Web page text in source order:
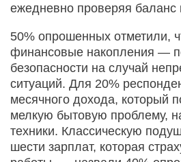
ежедневно проверяя баланс
50% опрошенных отметили,
финансовые накопления —
безопасности на случай
ситуаций. Для 20%
месячного дохода, который
мелкую бытовую проблему,
техники. Классическую
шести зарплат, которая